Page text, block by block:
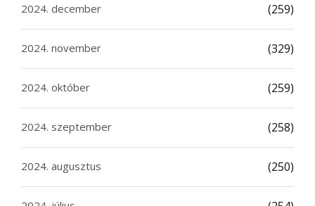
2024. december (259)
2024. november (329)
2024. október (259)
2024. szeptember (258)
2024. augusztus (250)